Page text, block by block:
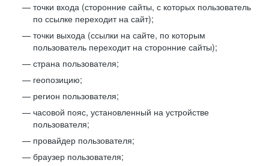
точки входа (сторонние сайты, с которых пользователь
по ссылке переходит на сайт);
точки выхода (ссылки на сайте, по которым
пользователь переходит на сторонние сайты);
страна пользователя;
геопозицию;
регион пользователя;
часовой пояс, установленный на устройстве
пользователя;
провайдер пользователя;
браузер пользователя;